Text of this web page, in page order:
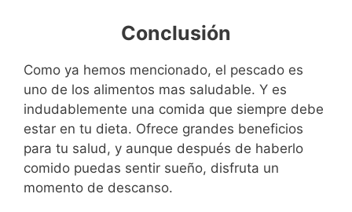
Conclusión
Como ya hemos mencionado, el pescado es
uno de los alimentos mas saludable. Y es
indudablemente una comida que siempre debe
estar en tu dieta. Ofrece grandes beneficios
para tu salud, y aunque después de haberlo
comido puedas sentir sueño, disfruta un
momento de descanso.